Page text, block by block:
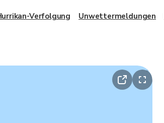
Verfolgung Unwettermeldungen